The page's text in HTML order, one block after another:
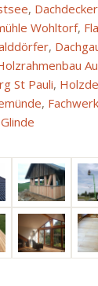
,
Wohltorf,
,
St Pauli,
,